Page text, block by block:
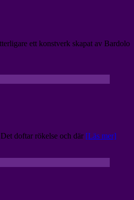
ett konstverk skapat av Bardolo
doftar rökelse och där [Läs mer]